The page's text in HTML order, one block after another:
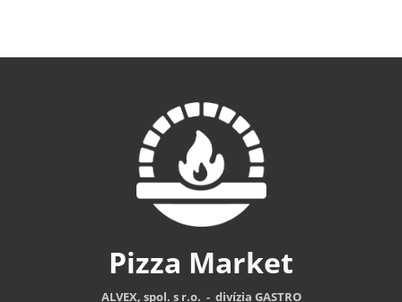
Pizza Market
ALVEX, spol. s r.o. - divízia GASTRO